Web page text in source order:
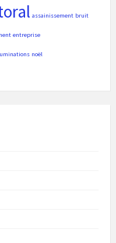
assainissement bruit
entreprise
noël